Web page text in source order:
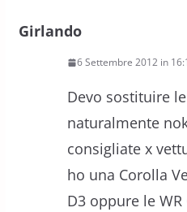
Girlando
6 Settembre 2012 in
Devo sostituire
naturalmente
consigliate x
ho una Corolla
D3 oppure le WR